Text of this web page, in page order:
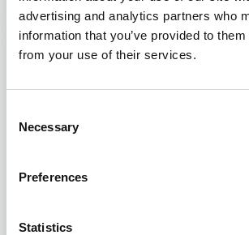
advertising and analytics partners who
information that you’ve provided to
from your use of their services.
Selection
Necessary
Preferences
Statistics